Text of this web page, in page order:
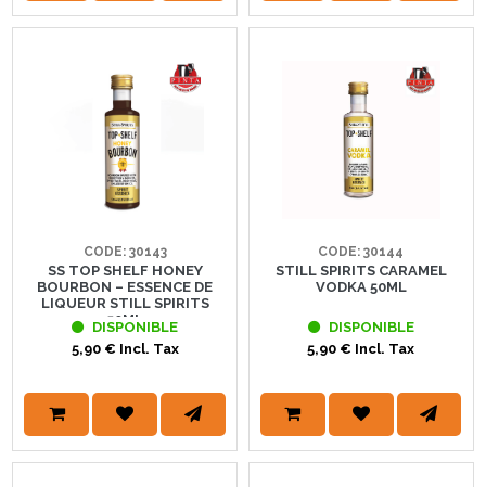
CODE: 30143
SS TOP SHELF HONEY
BOURBON – ESSENCE DE
LIQUEUR STILL SPIRITS
50ML
DISPONIBLE
5,90 € Incl. Tax
CODE: 30144
STILL SPIRITS CARAMEL
VODKA 50ML
DISPONIBLE
5,90 € Incl. Tax